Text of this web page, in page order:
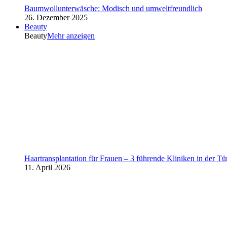
Baumwollunterwäsche: Modisch und umweltfreundlich
26. Dezember 2025
Beauty
BeautyMehr anzeigen
Haartransplantation für Frauen – 3 führende Kliniken in der
11. April 2026